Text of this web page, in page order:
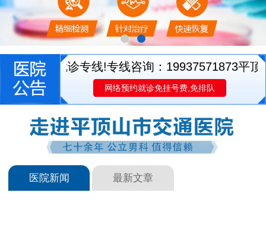
通医生就诊专线!专线咨询：19937571873平顶
网络预约就诊免挂号费,免排队
医院新闻 最新文章